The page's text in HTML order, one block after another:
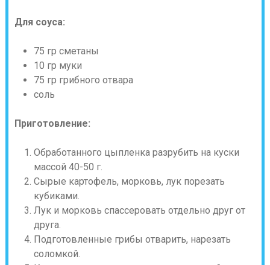
Для соуса:
75 гр сметаны
10 гр муки
75 гр грибного отвара
соль
Приготовление:
Обработанного цыпленка разрубить на куски
массой 40-50 г.
Сырые картофель, морковь, лук порезать
кубиками.
Лук и морковь спассеровать отдельно друг от
друга.
Подготовленные грибы отварить, нарезать
соломкой.